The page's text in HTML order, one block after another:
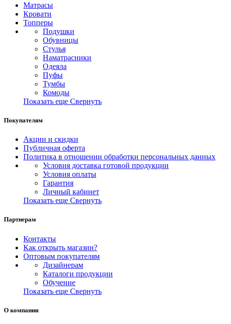
Матрасы
Кровати
Топперы
Подушки
Обувницы
Стулья
Наматрасники
Одеяла
Пуфы
Тумбы
Комоды
Показать еще Свернуть
Покупателям
Акции и скидки
Публичная оферта
Политика в отношении обработки персональных данных
Условия доставка готовой продукции
Условия оплаты
Гарантия
Личный кабинет
Показать еще Свернуть
Партнерам
Контакты
Как открыть магазин?
Оптовым покупателям
Дизайнерам
Каталоги продукции
Обучение
Показать еще Свернуть
О компании